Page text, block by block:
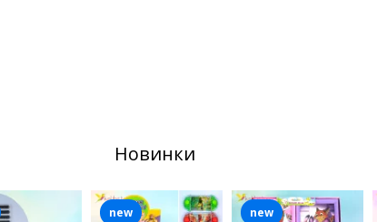
Новинки
new new